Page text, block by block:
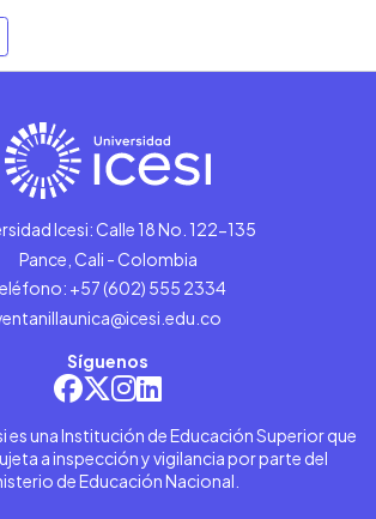
Icesi: Calle 18 No. 122-135
Pance, Cali - Colombia
+57 (602) 555 2334
Síguenos
es una Institución de Educación Superior que
a inspección y vigilancia por parte del
de Educación Nacional.